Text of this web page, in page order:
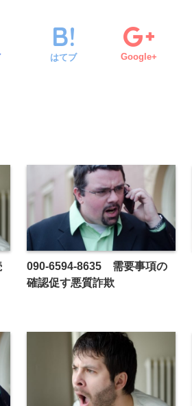
はてブ Google+
090-6594-8635 需要事項の
確認促す悪質詐欺